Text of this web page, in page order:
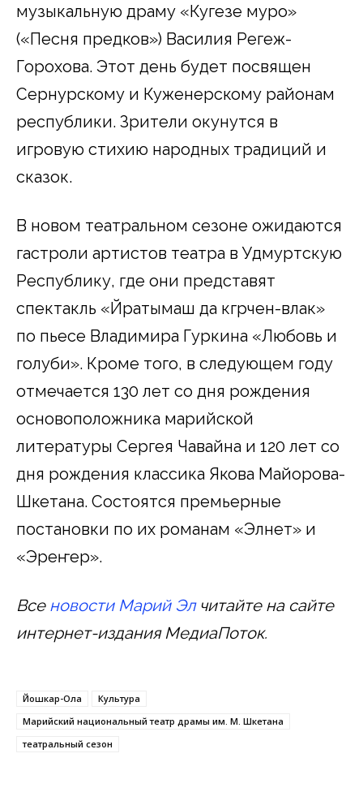
музыкальную драму «Кугезе муро»
(«Песня предков») Василия Регеж-
Горохова. Этот день будет посвящен
Сернурскому и Куженерскому районам
республики. Зрители окунутся в
игровую стихию народных традиций и
сказок.
В новом театральном сезоне ожидаются
гастроли артистов театра в Удмуртскую
Республику, где они представят
спектакль «Йӧратымаш да кӧгӧрчен-влак»
по пьесе Владимира Гуркина «Любовь и
голуби». Кроме того, в следующем году
отмечается 130 лет со дня рождения
основоположника марийской
литературы Сергея Чавайна и 120 лет со
дня рождения классика Якова Майорова-
Шкетана. Состоятся премьерные
постановки по их романам «Элнет» и
«Эреҥер».
Все новости Марий Элчитайте на сайте
интернет-издания МедиаПоток.
Йошкар-Ола
Культура
Марийский национальный театр драмы им. М. Шкетана
театральный сезон